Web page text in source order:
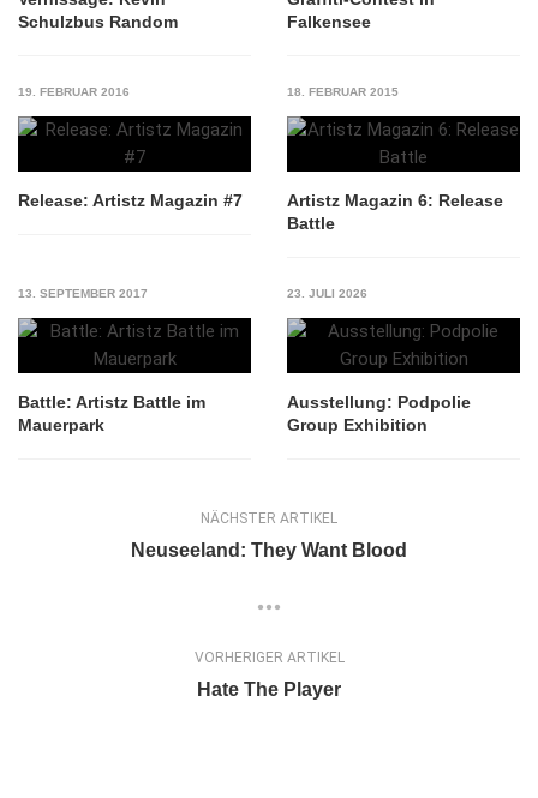
Schulzbus Random
Falkensee
19. FEBRUAR 2016
Release: Artistz Magazin #7
18. FEBRUAR 2015
Artistz Magazin 6: Release
Battle
13. SEPTEMBER 2017
Battle: Artistz Battle im
Mauerpark
23. JULI 2026
Ausstellung: Podpolie
Group Exhibition
NÄCHSTER ARTIKEL
Neuseeland: They Want Blood
VORHERIGER ARTIKEL
Hate The Player